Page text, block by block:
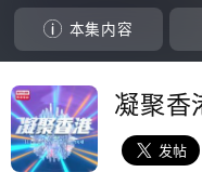
seconds 本集内容
凝聚香